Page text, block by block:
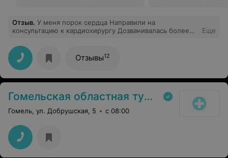
Отзыв. У меня порок сердца Направили на
консультацию к кардиохирургу Дозванивалась более
апрель уже нет Согласна с Людмилой Нужно что-то
делать с записью по телефону Не ездить же в центр
Еще
Отзывы12
Гомельская областная туберкулезная клиническая больница
Гомель, ул. Добрушская, 5 с 08:00